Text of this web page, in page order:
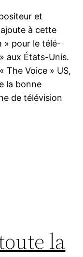
et
à cette
» pour le télé-
aux États-Unis.
The Voice » US,
la bonne
de télévision
la